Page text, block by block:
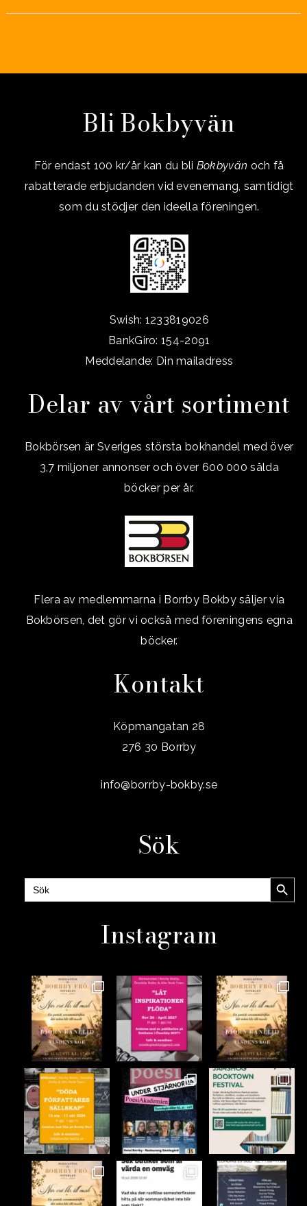
Bli Bokbyvän
För endast 100 kr/år kan du bli Bokbyvän och få
rabatterade erbjudanden vid evenemang, samtidigt
som du stödjer den ideella föreningen.
Swish: 1233819026
BankGiro: 154-2091
Meddelande: Din mailadress
Delar av vårt sortiment
Bokbörsen är Sveriges största bokhandel med över
3,7 miljoner annonser och över 600 000 sålda
böcker per år.
Flera av medlemmarna i Borrby Bokby säljer via
Bokbörsen, det gör vi också med föreningens egna
böcker.
Kontakt
Köpmangatan 28
276 30 Borrby
info@borrby-bokby.se
Sök
Sök
efter:
Instagram